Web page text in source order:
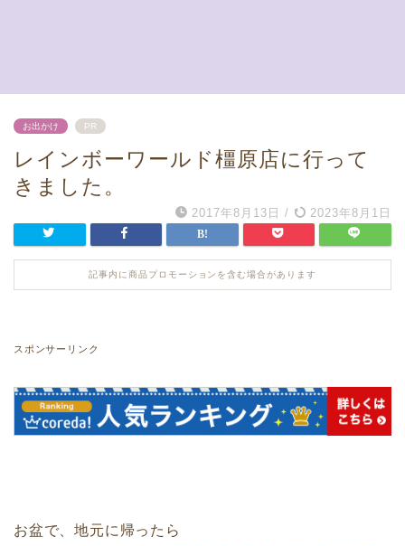
お出かけ PR
レインボーワールド橿原店に行って
きました。
2017年8月13日 / 2023年8月1日
記事内に商品プロモーションを含む場合があります
スポンサーリンク
お盆で、地元に帰ったら